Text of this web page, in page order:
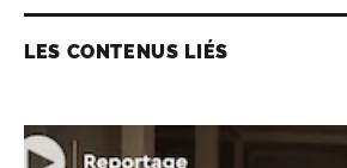
LES CONTENUS LIÉS